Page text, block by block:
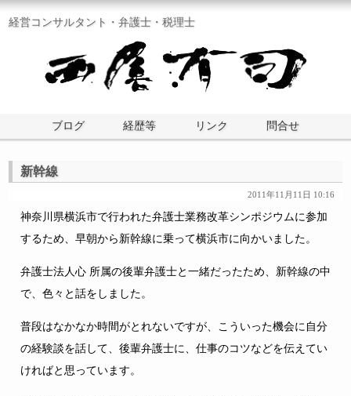
経営コンサルタント・弁護士・税理士
ブログ 経歴等 リンク 問合せ
新幹線
2011年11月11日 10:16
神奈川県横浜市で行われた弁護士業務改革シンポジウムに参加
するため、早朝から新幹線に乗って横浜市に向かいました。
弁護士法人心 所属の後輩弁護士と一緒だったため、新幹線の中
で、色々と話をしました。
普段はなかなか時間がとれないですが、こういった機会に自分
の経験談を話して、後輩弁護士に、仕事のコツなどを伝えてい
ければと思っています。